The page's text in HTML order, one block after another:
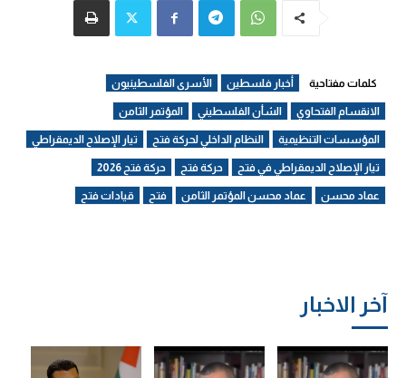
آخر الاخبار
كلمات مفتاحية أخبار فلسطين الأسرى الفلسطينيون
الانقسام الفتحاوي الشأن الفلسطيني المؤتمر الثامن
المؤسسات التنظيمية النظام الداخلي لحركة فتح تيار الإصلاح الديمقراطي
تيار الإصلاح الديمقراطي في فتح حركة فتح حركة فتح 2026
عماد محسن عماد محسن المؤتمر الثامن فتح قيادات فتح